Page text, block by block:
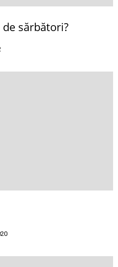
sărbători?